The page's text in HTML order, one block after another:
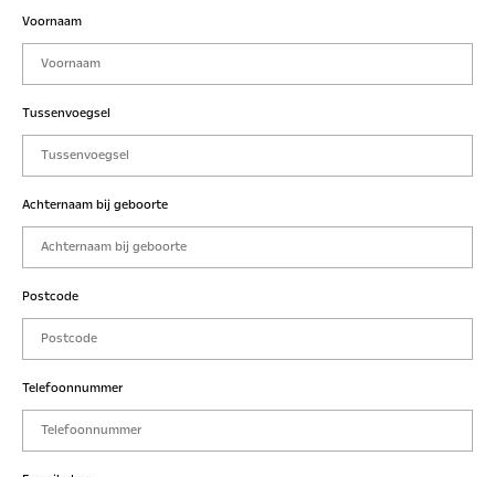
Voornaam
Tussenvoegsel
Achternaam bij geboorte
Postcode
Telefoonnummer